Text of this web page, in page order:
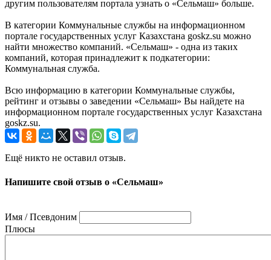
другим пользователям портала узнать о «Сельмаш» больше.
В категории Коммунальные службы на информационном
портале государственных услуг Казахстана goskz.su можно
найти множество компаний. «Сельмаш» - одна из таких
компаний, которая принадлежит к подкатегории:
Коммунальная служба.
Всю информацию в категории Коммунальные службы,
рейтинг и отзывы о заведении «Сельмаш» Вы найдете на
информационном портале государственных услуг Казахстана
goskz.su.
Ещё никто не оставил отзыв.
Напишите свой отзыв о «Сельмаш»
Имя / Псевдоним
Плюсы